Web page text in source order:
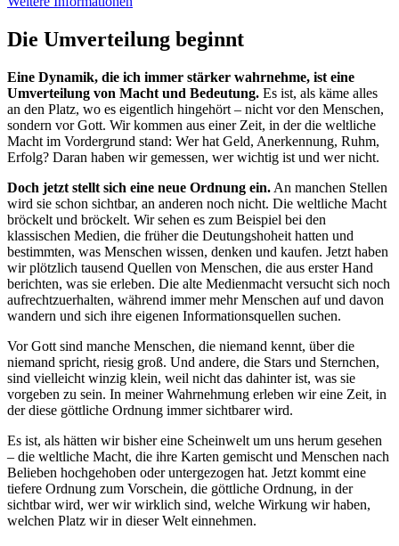
Die Umverteilung beginnt
Eine Dynamik, die ich immer stärker wahrnehme, ist eine
Umverteilung von Macht und Bedeutung. Es ist, als käme alles
an den Platz, wo es eigentlich hingehört – nicht vor den Menschen,
sondern vor Gott. Wir kommen aus einer Zeit, in der die weltliche
Macht im Vordergrund stand: Wer hat Geld, Anerkennung, Ruhm,
Erfolg? Daran haben wir gemessen, wer wichtig ist und wer nicht.
Doch jetzt stellt sich eine neue Ordnung ein. An manchen Stellen
wird sie schon sichtbar, an anderen noch nicht. Die weltliche Macht
bröckelt und bröckelt. Wir sehen es zum Beispiel bei den
klassischen Medien, die früher die Deutungshoheit hatten und
bestimmten, was Menschen wissen, denken und kaufen. Jetzt haben
wir plötzlich tausend Quellen von Menschen, die aus erster Hand
berichten, was sie erleben. Die alte Medienmacht versucht sich noch
aufrechtzuerhalten, während immer mehr Menschen auf und davon
wandern und sich ihre eigenen Informationsquellen suchen.
Vor Gott sind manche Menschen, die niemand kennt, über die
niemand spricht, riesig groß. Und andere, die Stars und Sternchen,
sind vielleicht winzig klein, weil nicht das dahinter ist, was sie
vorgeben zu sein. In meiner Wahrnehmung erleben wir eine Zeit, in
der diese göttliche Ordnung immer sichtbarer wird.
Es ist, als hätten wir bisher eine Scheinwelt um uns herum gesehen
– die weltliche Macht, die ihre Karten gemischt und Menschen nach
Belieben hochgehoben oder untergezogen hat. Jetzt kommt eine
tiefere Ordnung zum Vorschein, die göttliche Ordnung, in der
sichtbar wird, wer wir wirklich sind, welche Wirkung wir haben,
welchen Platz wir in dieser Welt einnehmen.